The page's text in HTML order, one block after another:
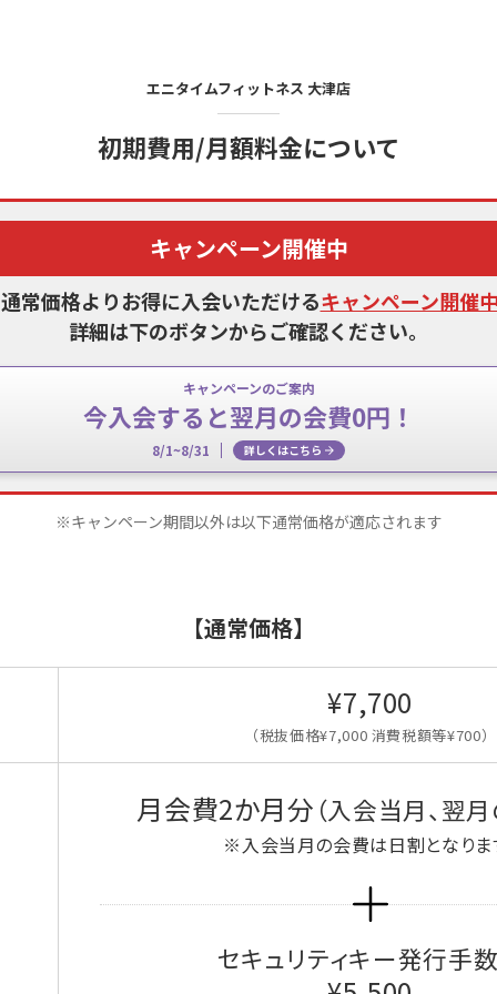
エニタイムフィットネス 大津店
初期費用/月額料金について
キャンペーン開催中
常価格よりお得に入会いただけるキャンペーン開催中
詳細は下のボタンからご確認ください。
キャンペーンのご案内
今入会すると翌月の会費0円！
8/1~8/31 詳しくはこちら
※キャンペーン期間以外は以下通常価格が適応されます
【通常価格】
¥7,700
（税抜価格¥7,000 消費税額等¥700）
月会費2か月分 （入会当月、翌
※入会当月の会費は日割となりま
セキュリティキー発行手